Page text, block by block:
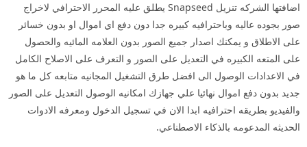
اضافتها الشركه تنزيل Snapseed يطلق عليه المحرر الاحترافي لاخراج
صور بجوده عاليه وباحترافيه كبيره جدا دون دفع اي اموال او بدون خسائر
على الاطلاق و يمكنك اصدار جميع الصور بدون العلامه المائيه والحصول
على المتعه الكبيره في التعديل على الصور و التعرف على الاصلاح الكامل
في الاعدادات الوصول الى افضل طرق التشغيل المجانيه متابعه كل ما هو
جديد بدون دفع اموال نهائيا علي جهازك امكانيه الوصول التعديل على الصور
والفيديو بطريقه احترافيه ابدا الان في تسجيل الدخول ومعرفه الادوات
الحديثه المدعومه بالذكاء الاصطناعي.